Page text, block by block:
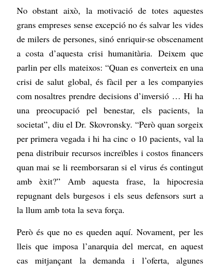
No obstant això, la motivació de totes aquestes
grans empreses sense excepció no és salvar les vides
de milers de persones, sinó enriquir-se obscenament
a costa d’aquesta crisi humanitària. Deixem que
parlin per ells mateixos: “Quan es converteix en una
crisi de salut global, és fàcil per a les companyies
com nosaltres prendre decisions d’inversió … Hi ha
una preocupació pel benestar, els pacients, la
societat”, diu el Dr. Skovronsky. “Però quan sorgeix
per primera vegada i hi ha cinc o 10 pacients, val la
pena distribuir recursos increïbles i costos financers
quan mai se li reemborsaran si el virus és contingut
amb èxit?” Amb aquesta frase, la hipocresia
repugnant dels burgesos i els seus defensors surt a
la llum amb tota la seva força.
Però és que no es queden aquí. Novament, per les
lleis que imposa l’anarquia del mercat, en aquest
cas mitjançant la demanda i l’oferta, algunes